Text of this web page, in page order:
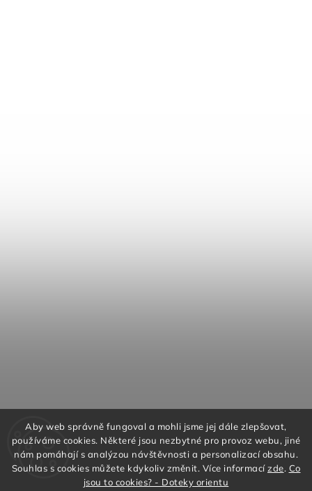
Aby web správně fungoval a mohli jsme jej dále zlepšovat,
používáme cookies. Některé jsou nezbytné pro provoz webu, jiné
nám pomáhají s analýzou návštěvnosti a personalizací obsahu.
Souhlas s cookies můžete kdykoliv změnit. Více informacízde. Co
jsou to cookies? - Doteky orientu